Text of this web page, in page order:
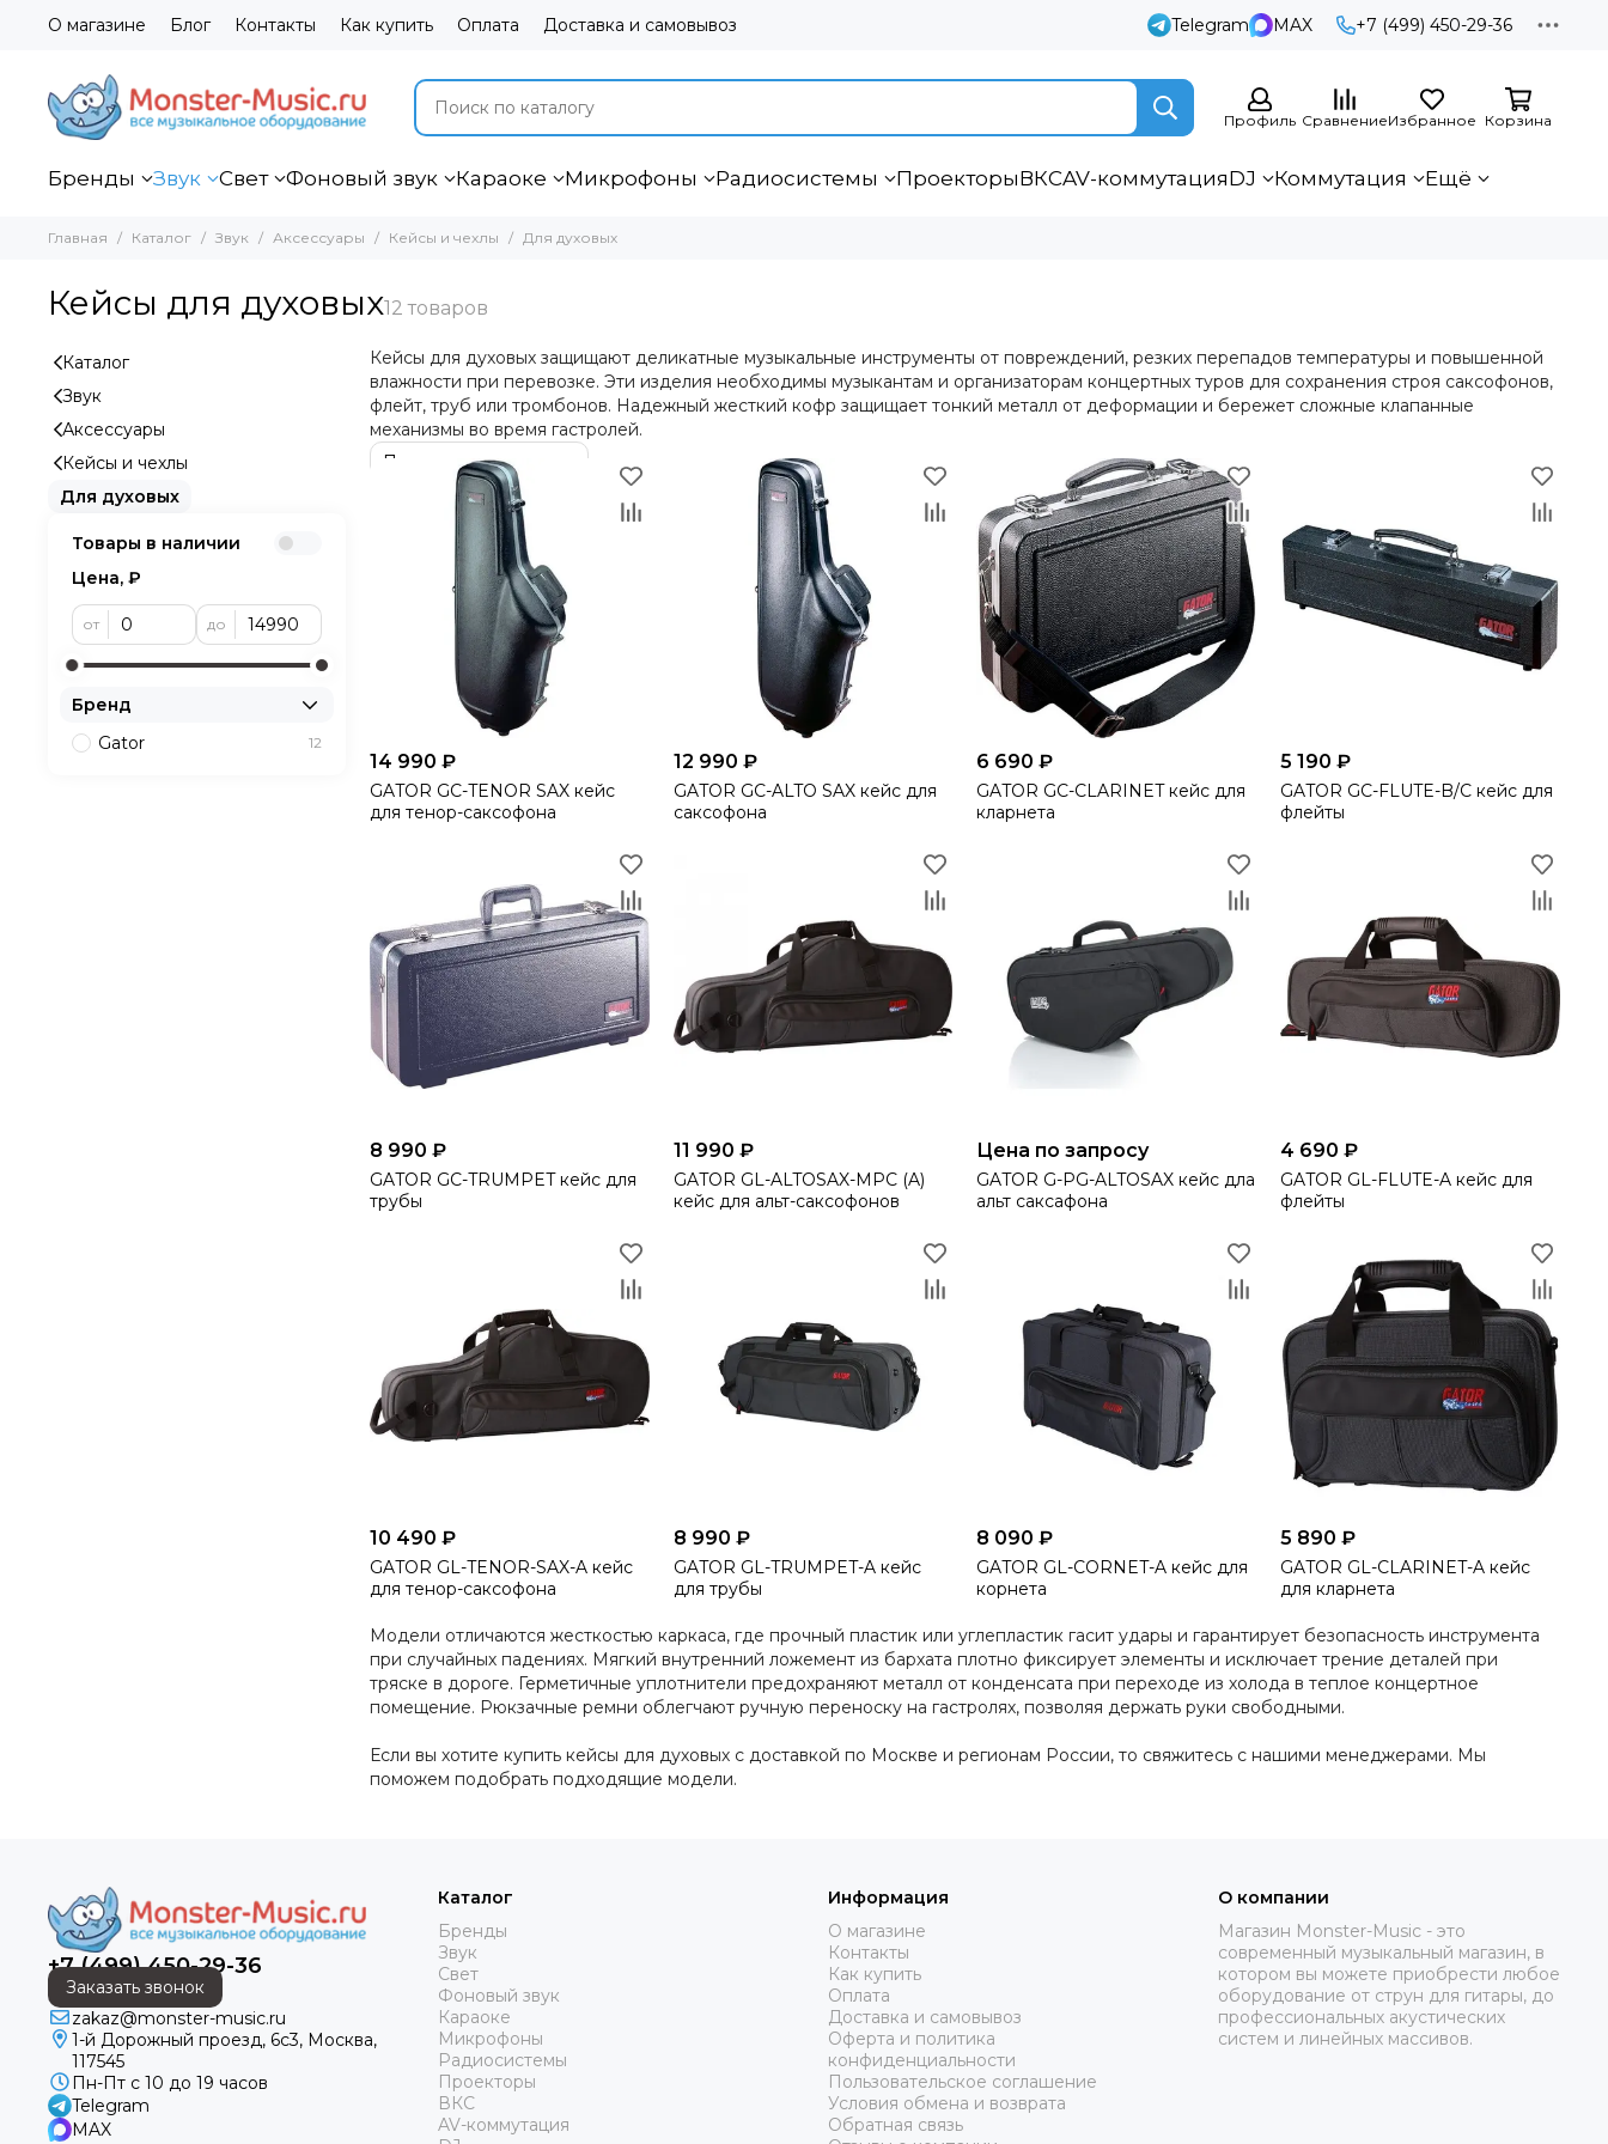
О магазине Блог Контакты Как купить Оплата Доставка и самовывоз Telegram MAX +7 (499) 450-29-36
Профиль СравнениеИзбранное Корзина
Бренды Звук Свет Фоновый звук Караоке Микрофоны Радиосистемы ПроекторыВКСAV-коммутацияDJ Коммутация Ещё
Главная Каталог Звук Аксессуары Кейсы и чехлы Для духовых
Кейсы для духовых
Кейсы для духовых защищают деликатные музыкальные инструменты от повреждений, резких перепадов температуры и повышенной
влажности при перевозке. Эти изделия необходимы музыкантам и организаторам концертных туров для сохранения строя саксофонов,
флейт, труб или тромбонов. Надежный жесткий кофр защищает тонкий металл от деформации и бережет сложные клапанные
механизмы во время гастролей.
14 990 ₽
GATOR GC-TENOR SAX кейс
для тенор-саксофона
12 990 ₽
GATOR GC-ALTO SAX кейс для
саксофона
6 690 ₽
GATOR GC-CLARINET кейс для
кларнета
5 190 ₽
GATOR GC-FLUTE-B/C кейс для
флейты
8 990 ₽
GATOR GC-TRUMPET кейс для
трубы
11 990 ₽
GATOR GL-ALTOSAX-MPC (A)
кейс для альт-саксофонов
Цена по запросу
GATOR G-PG-ALTOSAX кейс дла
альт саксафона
4 690 ₽
GATOR GL-FLUTE-A кейс для
флейты
10 490 ₽
GATOR GL-TENOR-SAX-A кейс
для тенор-саксофона
8 990 ₽
GATOR GL-TRUMPET-A кейс
для трубы
8 090 ₽
GATOR GL-CORNET-A кейс для
корнета
5 890 ₽
GATOR GL-CLARINET-A кейс
для кларнета
Модели отличаются жесткостью каркаса, где прочный пластик или углепластик гасит удары и гарантирует безопасность инструмента
при случайных падениях. Мягкий внутренний ложемент из бархата плотно фиксирует элементы и исключает трение деталей при
тряске в дороге. Герметичные уплотнители предохраняют металл от конденсата при переходе из холода в теплое концертное
помещение. Рюкзачные ремни облегчают ручную переноску на гастролях, позволяя держать руки свободными.
Если вы хотите купить кейсы для духовых с доставкой по Москве и регионам России, то свяжитесь с нашими менеджерами. Мы
поможем подобрать подходящие модели.
Каталог
Звук
Аксессуары
Кейсы и чехлы
Для духовых
Товары в наличии
Цена, ₽
от до
Бренд
Gator
12
+7 (499) 450-29-36
Заказать звонок
zakaz@monster-music.ru
1-й Дорожный проезд, 6с3, Москва,
117545
Пн-Пт с 10 до 19 часов
Telegram
MAX
Каталог
Бренды
Звук
Свет
Фоновый звук
Караоке
Микрофоны
Радиосистемы
Проекторы
ВКС
AV-коммутация
Информация
О магазине
Контакты
Как купить
Оплата
Доставка и самовывоз
Оферта и политика
конфиденциальности
Пользовательское соглашение
Условия обмена и возврата
Обратная связь
О компании
Магазин Monster-Music - это
современный музыкальный магазин, в
котором вы можете приобрести любое
оборудование от струн для гитары, до
профессиональных акустических
систем и линейных массивов.